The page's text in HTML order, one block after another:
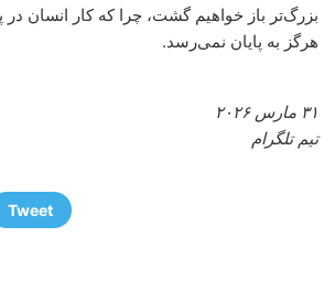
بزرگ‌تر باز خواهیم گشت، چرا که کار انسان در
هرگز به پایان نمی‌رسد.
۳۱ مارس ۲۰۲۶
تیم تلگرام
Tweet